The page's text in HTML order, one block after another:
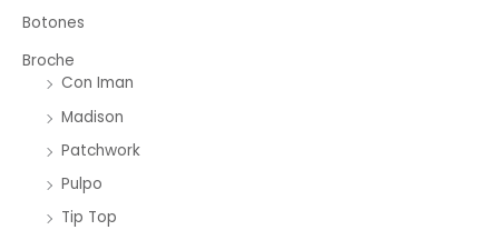
Botones
Broche
Con Iman
Madison
Patchwork
Pulpo
Tip Top